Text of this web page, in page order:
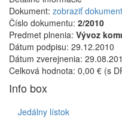
Dokument: zobraziť dokument
Číslo dokumentu: 2/2010
Predmet plnenia: Vývoz
Dátum podpisu: 29.12.2010
Dátum zverejnenia:
Celková hodnota: 0,00 € (s
Info box
Jedálny lístok